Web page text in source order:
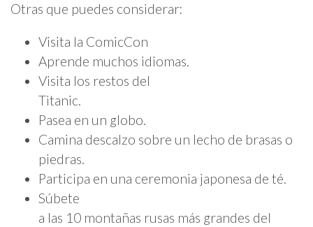
Otras que puedes considerar:
Visita la ComicCon
Aprende muchos idiomas.
Visita los restos del
Titanic.
Pasea en un globo.
Camina descalzo sobre un lecho de brasas o
piedras.
Participa en una ceremonia japonesa de té.
Súbete
a las 10 montañas rusas más grandes del